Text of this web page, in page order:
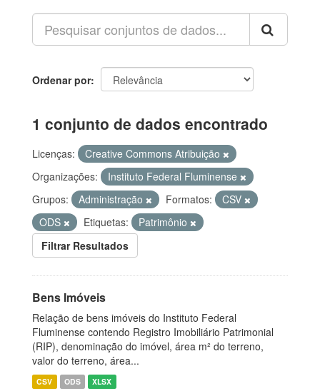
Ordenar por
1 conjunto de dados encontrado
Licenças:
Creative Commons Atribuição
Organizações:
Instituto Federal Fluminense
Grupos:
Administração Formatos:
CSV
ODS
Etiquetas:
Patrimônio
Filtrar Resultados
Bens Imóveis
Relação de bens imóveis do Instituto Federal
Fluminense contendo Registro Imobiliário Patrimonial
(RIP), denominação do imóvel, área m² do terreno,
valor do terreno, área...
CSV ODS XLSX